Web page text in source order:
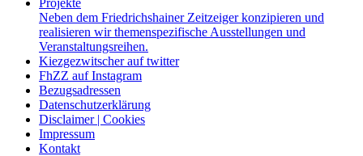
Neben dem Friedrichshainer Zeitzeiger konzipieren und
realisieren wir themenspezifische Ausstellungen und
Veranstaltungsreihen.
Kiezgezwitscher auf twitter
FhZZ auf Instagram
Bezugsadressen
Datenschutzerklärung
Disclaimer | Cookies
Impressum
Kontakt